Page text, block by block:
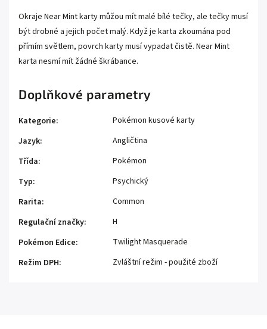
Okraje Near Mint karty můžou mít malé bílé tečky, ale tečky musí
být drobné a jejich počet malý. Když je karta zkoumána pod
přímím světlem, povrch karty musí vypadat čistě. Near Mint
karta nesmí mít žádné škrábance.
Doplňkové parametry
Kategorie:
Pokémon kusové karty
Jazyk:
Angličtina
Třída:
Pokémon
Typ:
Psychický
Rarita:
Common
Regulační značky:
H
Pokémon Edice:
Twilight Masquerade
Režim DPH: Zvláštní režim - použité zboží